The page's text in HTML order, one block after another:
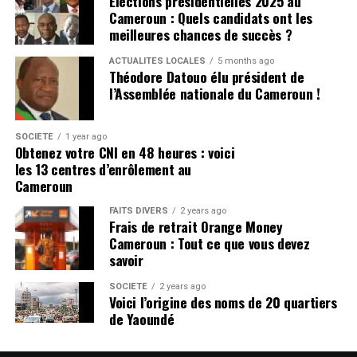
United doit naviguer avec soin leurs finances, après
avoir déjà dépensé un montant important pour le
service d’attaque. Ils ont d’autres postes qui ont besoin
de recrutement, sinon l’équipe pourrait lutter contre
l’équilibre de l’équipe.
CLIQUEZ ICI POUR LIRE L’ARTICLE ORIGINAL SUR
manchesterunited365.com
Pour avoir les dernières infos
Cliquez ici
Photo de MB Media / Getty Images
Matthijs de Ligt partage ce qu’il
pense de Ruben Amorim
De Ligt a eu une première saison solide à United, mais les
Cameroun : Quels candidats ont les
meilleures chances de succès ?
ACTUALITÉS LOCALES 5 months ago
Théodore Datouo élu président de
l’Assemblée nationale du Cameroun !
SOCIÉTÉ 1 year ago
Obtenez votre CNI en 48 heures : voici
les 13 centres d’enrôlement au
Cameroun
FAITS DIVERS 2 years ago
Frais de retrait Orange Money
Cameroun : Tout ce que vous devez
savoir
SOCIÉTÉ 2 years ago
Voici l’origine des noms de 20 quartiers
de Yaoundé